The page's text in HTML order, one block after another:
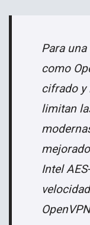
Para
como
cifrado y
limitan
Intel